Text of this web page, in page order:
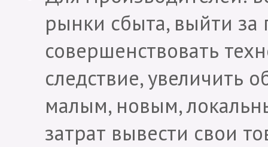
рынки сбыта, выйти за
совершенствовать
следствие, увеличить
малым, новым,
затрат вывести свои